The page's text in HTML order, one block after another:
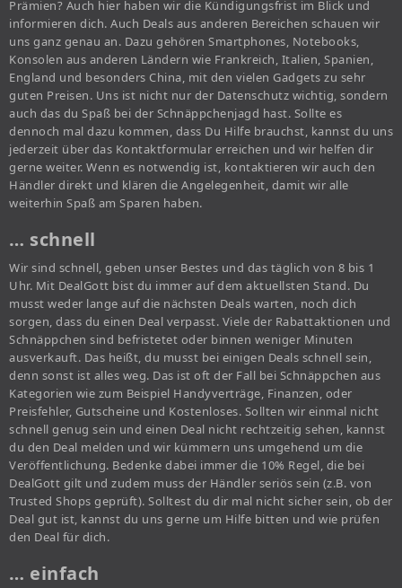
Prämien? Auch hier haben wir die Kündigungsfrist im Blick und
informieren dich. Auch Deals aus anderen Bereichen schauen wir
uns ganz genau an. Dazu gehören Smartphones, Notebooks,
Konsolen aus anderen Ländern wie Frankreich, Italien, Spanien,
England und besonders China, mit den vielen Gadgets zu sehr
guten Preisen. Uns ist nicht nur der Datenschutz wichtig, sondern
auch das du Spaß bei der Schnäppchenjagd hast. Sollte es
dennoch mal dazu kommen, dass Du Hilfe brauchst, kannst du uns
jederzeit über das Kontaktformular erreichen und wir helfen dir
gerne weiter. Wenn es notwendig ist, kontaktieren wir auch den
Händler direkt und klären die Angelegenheit, damit wir alle
weiterhin Spaß am Sparen haben.
… schnell
Wir sind schnell, geben unser Bestes und das täglich von 8 bis 1
Uhr. Mit DealGott bist du immer auf dem aktuellsten Stand. Du
musst weder lange auf die nächsten Deals warten, noch dich
sorgen, dass du einen Deal verpasst. Viele der Rabattaktionen und
Schnäppchen sind befristetet oder binnen weniger Minuten
ausverkauft. Das heißt, du musst bei einigen Deals schnell sein,
denn sonst ist alles weg. Das ist oft der Fall bei Schnäppchen aus
Kategorien wie zum Beispiel Handyverträge, Finanzen, oder
Preisfehler, Gutscheine und Kostenloses. Sollten wir einmal nicht
schnell genug sein und einen Deal nicht rechtzeitig sehen, kannst
du den Deal melden und wir kümmern uns umgehend um die
Veröffentlichung. Bedenke dabei immer die 10% Regel, die bei
DealGott gilt und zudem muss der Händler seriös sein (z.B. von
Trusted Shops geprüft). Solltest du dir mal nicht sicher sein, ob der
Deal gut ist, kannst du uns gerne um Hilfe bitten und wie prüfen
den Deal für dich.
… einfach